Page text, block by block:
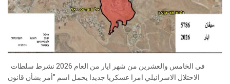
الاحتلال الاسرائيلي امرا عسكريا جديدا يحمل اسم "أمر بشأن قانون